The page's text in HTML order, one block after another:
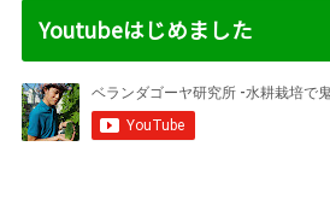
Youtubeはじめました